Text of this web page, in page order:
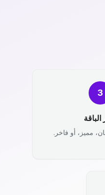
3
الباقة
مميز، أو فاخر.